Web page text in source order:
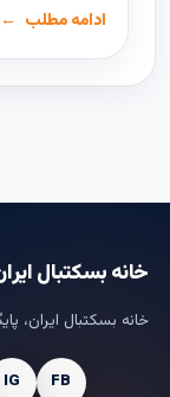
ادامه مطلب
خانه بسکتبال
خانه بسکتبال ایران،